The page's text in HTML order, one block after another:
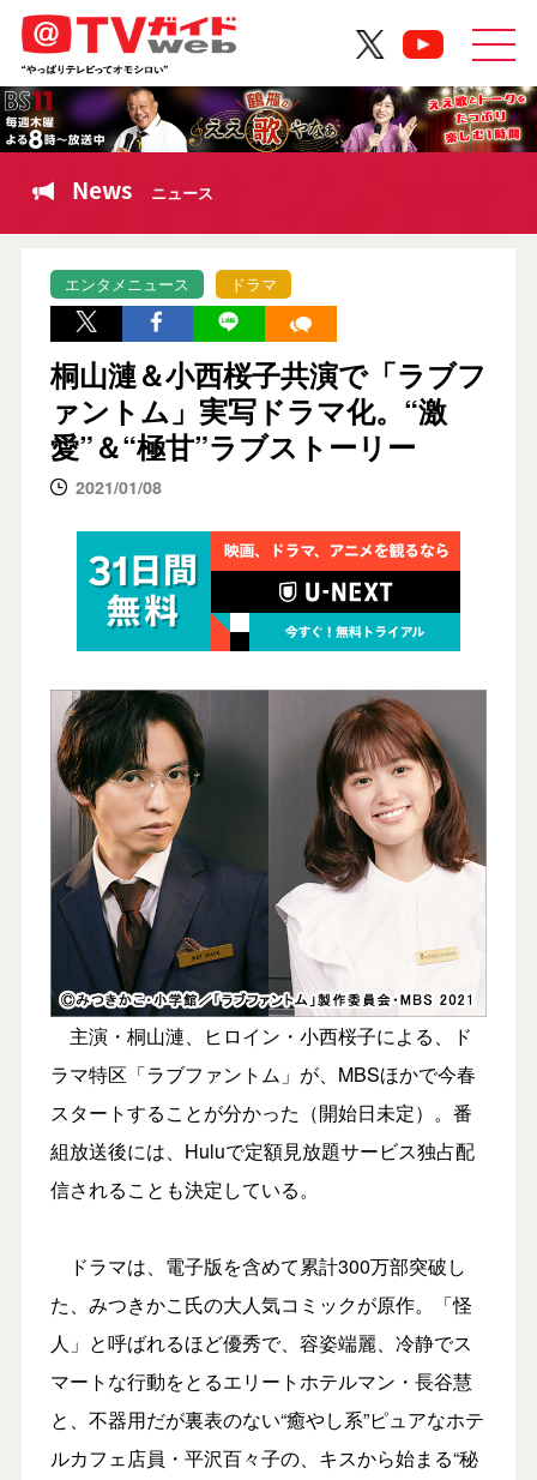
News ニュース
エンタメニュース ドラマ
桐山漣＆小西桜子共演で「ラブフ
ァントム」実写ドラマ化。“激
愛”＆“極甘”ラブストーリー
2021/01/08
主演・桐山漣、ヒロイン・小西桜子による、ド
ラマ特区「ラブファントム」が、MBSほかで今春
スタートすることが分かった（開始日未定）。番
組放送後には、Huluで定額見放題サービス独占配
信されることも決定している。
ドラマは、電子版を含めて累計300万部突破し
た、みつきかこ氏の大人気コミックが原作。「怪
人」と呼ばれるほど優秀で、容姿端麗、冷静でス
マートな行動をとるエリートホテルマン・長谷慧
と、不器用だが裏表のない“癒やし系”ピュアなホテ
ルカフェ店員・平沢百々子の、キスから始まる“秘